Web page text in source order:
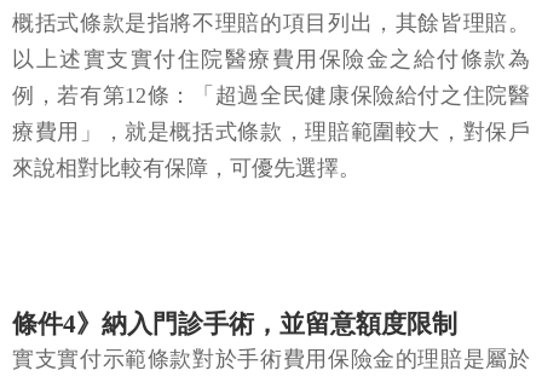
概括式條款是指將不理賠的項目列出，其餘皆理賠。
以上述實支實付住院醫療費用保險金之給付條款為
例，若有第12條：「超過全民健康保險給付之住院醫
療費用」，就是概括式條款，理賠範圍較大，對保戶
來說相對比較有保障，可優先選擇。
條件4》納入門診手術，並留意額度限制
實支實付示範條款對於手術費用保險金的理賠是屬於